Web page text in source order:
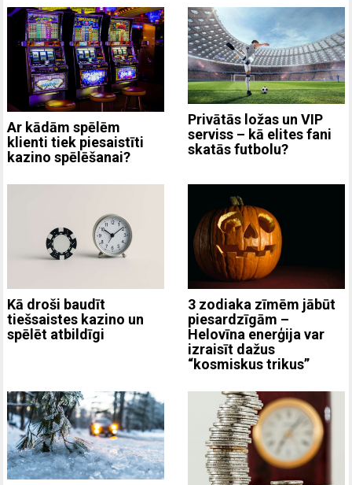
Ar kādām spēlēm
klienti tiek piesaistīti
kazino spēlēšanai?
Privātās ložas un VIP
serviss – kā elites fani
skatās futbolu?
Kā droši baudīt
tiešsaistes kazino un
spēlēt atbildīgi
3 zodiaka zīmēm jābūt
piesardzīgām –
Helovīna enerģija var
izraisīt dažus
“kosmiskus trikus”